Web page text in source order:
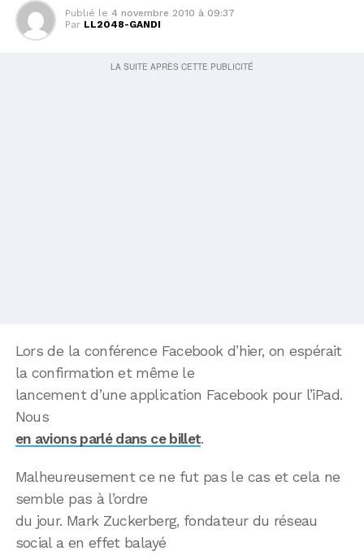
Publié le 4 novembre 2010 à 09:37
Par LL2048-GANDI
Lors de la conférence Facebook d’hier, on espérait
la confirmation et même le
lancement d’une application Facebook pour l’iPad.
Nous
en avions parlé dans ce billet.
Malheureusement ce ne fut pas le cas et cela ne
semble pas à l’ordre
du jour. Mark Zuckerberg, fondateur du réseau
social a en effet balayé